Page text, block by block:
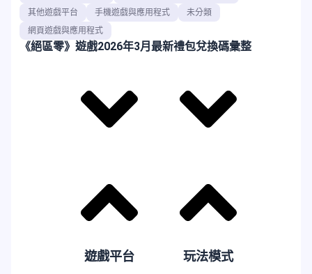
其他遊戲平台
手機遊戲與應用程式
未分類
網頁遊戲與應用程式
《絕區零》遊戲2026年3月最新禮包兌換碼彙整
遊戲平台 玩法模式